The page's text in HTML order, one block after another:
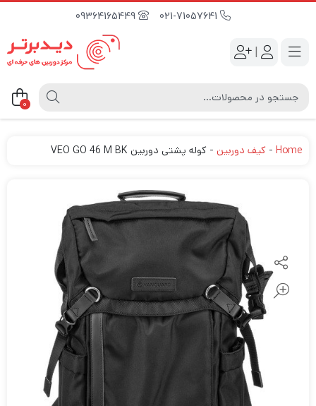
09364165449
|
0
Home
- کیف دوربین - کوله پشتی دوربین VEO GO 46 M BK